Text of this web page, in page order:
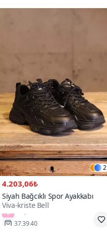
2
4.203,06₺
Siyah Bağcıklı Spor Ayakkabı
Viva-kriste Bell
2
37,39,40